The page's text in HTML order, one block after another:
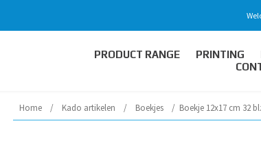
PRODUCT RANGE PRINTING
Home / Kado artikelen / Boekjes / Boekje 12x17 cm 32